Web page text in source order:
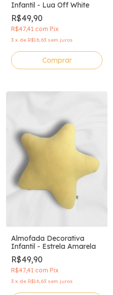
Infantil - Lua Off White
R$49,90
R$47,41 com Pix
3 x de R$16,63 sem juros
Almofada Decorativa
Infantil - Estrela Amarela
R$49,90
R$47,41 com Pix
3 x de R$16,63 sem juros